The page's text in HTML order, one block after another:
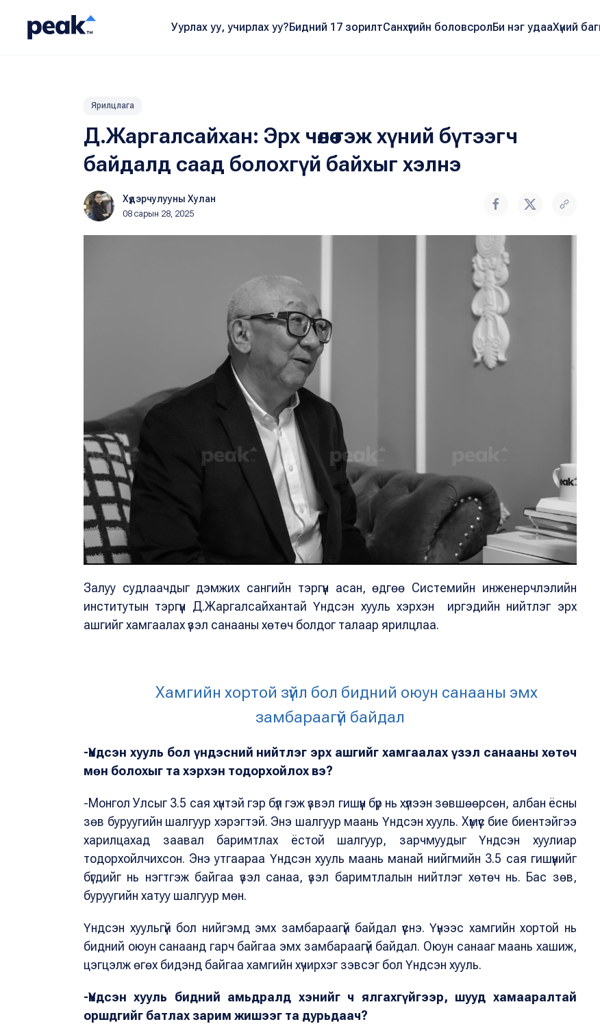
Уурлах уу, учирлах уу?Бидний 17 зорилтСанхүүгийн боловсролБи нэг удааХүний
Ярилцлага
Д.Жаргалсайхан: Эрх чөлөө гэж хүний бүтээгч
байдалд саад болохгүй байхыг хэлнэ
Хүдэрчулууны Хулан
08 сарын 28, 2025
Залуу судлаачдыг дэмжих сангийн тэргүүн асан, өдгөө Системийн инженерчлэлийн
институтын тэргүүн Д.Жаргалсайхантай Үндсэн хууль хэрхэн иргэдийн нийтлэг эрх
ашгийг хамгаалах үзэл санааны хөтөч болдог талаар ярилцлаа.
Хамгийн хортой зүйл бол бидний оюун санааны эмх
замбараагүй байдал
-Үндсэн хууль бол үндэсний нийтлэг эрх ашгийг хамгаалах үзэл санааны хөтөч
мөн болохыг та хэрхэн тодорхойлох вэ?
-Монгол Улсыг 3.5 сая хүнтэй гэр бүл гэж үзвэл гишүүн бүр нь хүлээн зөвшөөрсөн, албан ёсны
зөв буруугийн шалгуур хэрэгтэй. Энэ шалгуур маань Үндсэн хууль. Хүмүүс бие биентэйгээ
харилцахад заавал баримтлах ёстой шалгуур, зарчмуудыг Үндсэн хуулиар
тодорхойлчихсон. Энэ утгаараа Үндсэн хууль маань манай нийгмийн 3.5 сая гишүүнийг
бүгдийг нь нэгтгэж байгаа үзэл санаа, үзэл баримтлалын нийтлэг хөтөч нь. Бас зөв,
буруугийн хатуу шалгуур мөн.
Үндсэн хуульгүй бол нийгэмд эмх замбараагүй байдал үүснэ. Үүнээс хамгийн хортой нь
бидний оюун санаанд гарч байгаа эмх замбараагүй байдал. Оюун санааг маань хашиж,
цэгцэлж өгөх бидэнд байгаа хамгийн хүчирхэг зэвсэг бол Үндсэн хууль.
-Үндсэн хууль бидний амьдралд хэнийг ч ялгахгүйгээр, шууд хамааралтай
оршдгийг батлах зарим жишээг та дурьдаач?